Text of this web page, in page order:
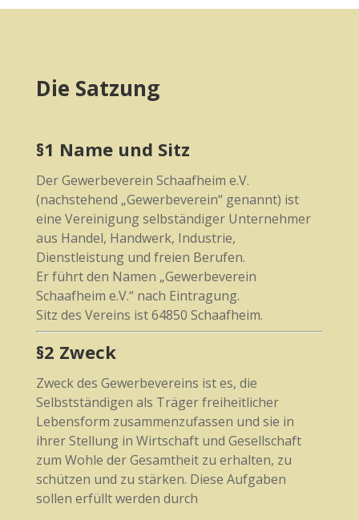
Die Satzung
§1 Name und Sitz
Der Gewerbeverein Schaafheim e.V.
(nachstehend „Gewerbeverein“ genannt) ist
eine Vereinigung selbständiger Unternehmer
aus Handel, Handwerk, Industrie,
Dienstleistung und freien Berufen.
Er führt den Namen „Gewerbeverein
Schaafheim e.V.“ nach Eintragung.
Sitz des Vereins ist 64850 Schaafheim.
§2 Zweck
Zweck des Gewerbevereins ist es, die
Selbstständigen als Träger freiheitlicher
Lebensform zusammenzufassen und sie in
ihrer Stellung in Wirtschaft und Gesellschaft
zum Wohle der Gesamtheit zu erhalten, zu
schützen und zu stärken. Diese Aufgaben
sollen erfüllt werden durch